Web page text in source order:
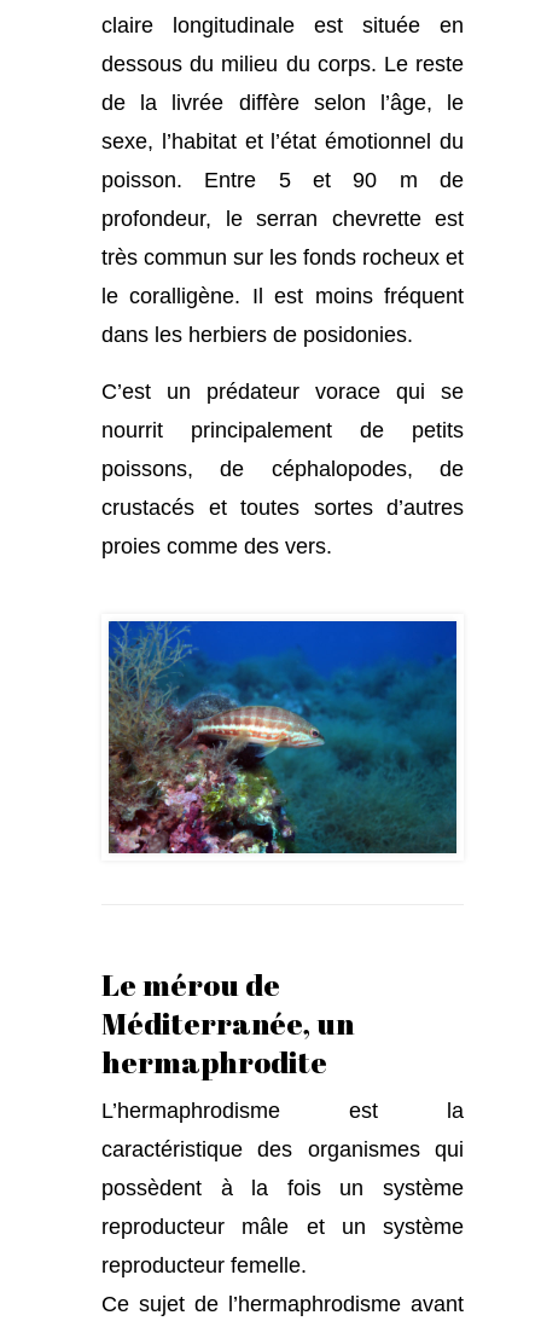
claire longitudinale est située en
dessous du milieu du corps. Le reste
de la livrée diffère selon l’âge, le
sexe, l’habitat et l’état émotionnel du
poisson. Entre 5 et 90 m de
profondeur, le serran chevrette est
très commun sur les fonds rocheux et
le coralligène. Il est moins fréquent
dans les herbiers de posidonies.
C’est un prédateur vorace qui se
nourrit principalement de petits
poissons, de céphalopodes, de
crustacés et toutes sortes d’autres
proies comme des vers.
Le mérou de
Méditerranée, un
hermaphrodite
L’hermaphrodisme est la
caractéristique des organismes qui
possèdent à la fois un système
reproducteur mâle et un système
reproducteur femelle.
Ce sujet de l’hermaphrodisme avant